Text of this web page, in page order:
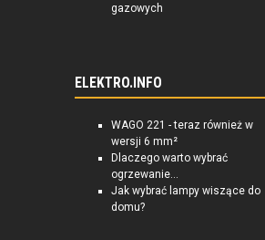
gazowych
ELEKTRO.INFO
WAGO 221 - teraz również w
wersji 6 mm²
Dlaczego warto wybrać
ogrzewanie...
Jak wybrać lampy wiszące do
domu?